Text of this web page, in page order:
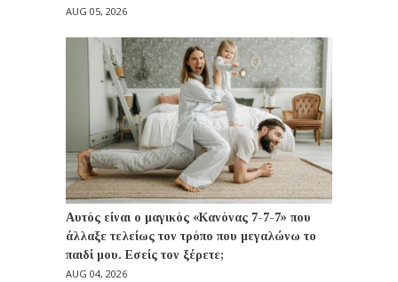
AUG 05, 2026
Αυτός είναι ο μαγικός «Κανόνας 7-7-7» που
άλλαξε τελείως τον τρόπο που μεγαλώνω το
παιδί μου. Εσείς τον ξέρετε;
AUG 04, 2026